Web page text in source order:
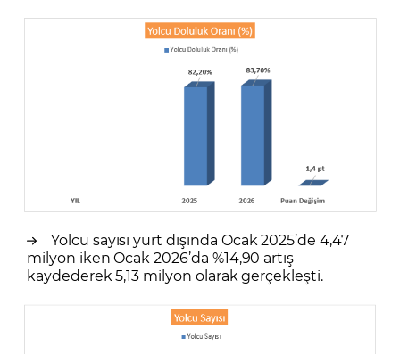
Yolcu sayısı yurt dışında Ocak 2025’de 4,47
milyon iken Ocak 2026’da %14,90 artış
kaydederek 5,13 milyon olarak gerçekleşti.